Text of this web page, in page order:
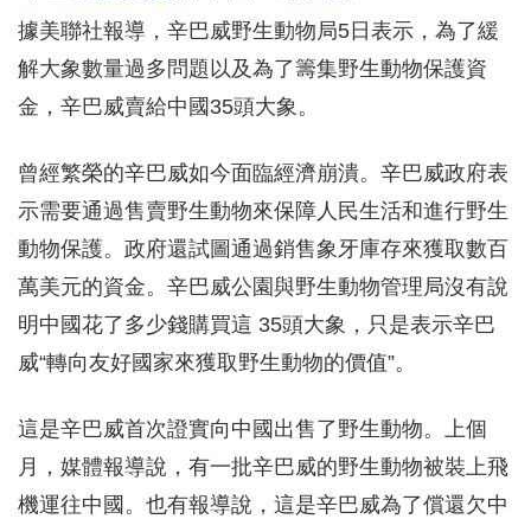
據美聯社報導，辛巴威野生動物局5日表示，為了緩
解大象數量過多問題以及為了籌集野生動物保護資
金，辛巴威賣給中國35頭大象。
曾經繁榮的辛巴威如今面臨經濟崩潰。辛巴威政府表
示需要通過售賣野生動物來保障人民生活和進行野生
動物保護。政府還試圖通過銷售象牙庫存來獲取數百
萬美元的資金。辛巴威公園與野生動物管理局沒有說
明中國花了多少錢購買這 35頭大象，只是表示辛巴
威“轉向友好國家來獲取野生動物的價值”。
這是辛巴威首次證實向中國出售了野生動物。上個
月，媒體報導說，有一批辛巴威的野生動物被裝上飛
機運往中國。也有報導說，這是辛巴威為了償還欠中